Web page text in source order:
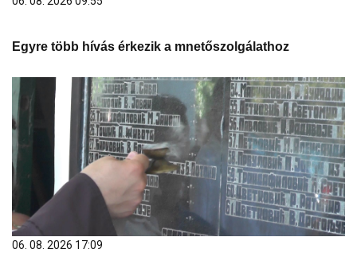
06. 08. 2026 17:09
Дан рудара и Дан Месне заједнице обележени у
Подвису: Одата почаст страдалим рударима